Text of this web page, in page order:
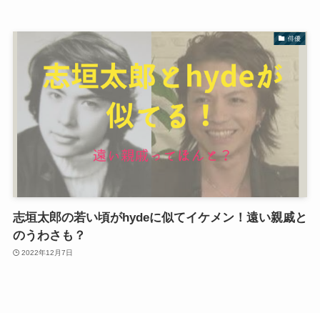
俳優
志垣太郎の若い頃がhydeに似てイケメン！遠い親戚と
のうわさも？
2022年12月7日